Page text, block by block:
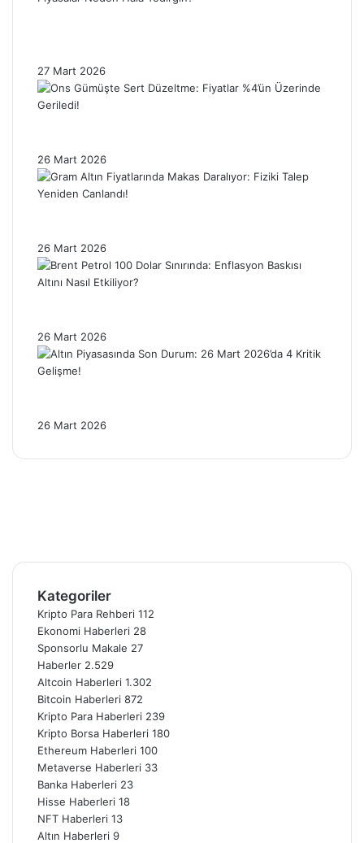
27 Mart 2026
26 Mart 2026
26 Mart 2026
26 Mart 2026
26 Mart 2026
Kategoriler
Kripto Para Rehberi 112
Ekonomi Haberleri 28
Sponsorlu Makale 27
Haberler 2.529
Altcoin Haberleri 1.302
Bitcoin Haberleri 872
Kripto Para Haberleri 239
Kripto Borsa Haberleri 180
Ethereum Haberleri 100
Metaverse Haberleri 33
Banka Haberleri 23
Hisse Haberleri 18
NFT Haberleri 13
Altın Haberleri 9